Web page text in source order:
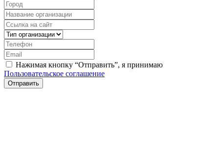
Нажимая кнопку “Отправить”, я принимаю
Пользовательское соглашение